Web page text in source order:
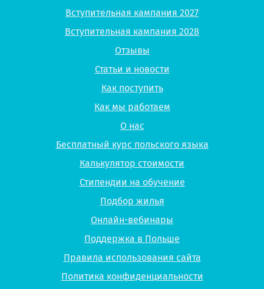
Вступительная кампания 2027
Вступительная кампания 2028
Отзывы
Статьи и новости
Как поступить
Как мы работаем
О нас
Бесплатный курс польского языка
Калькулятор стоимости
Стипендии на обучение
Подбор жилья
Онлайн-вебинары
Поддержка в Польше
Правила использования сайта
Политика конфиденциальности